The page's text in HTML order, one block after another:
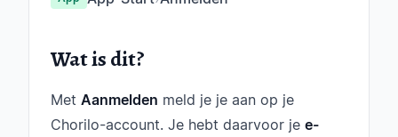
Wat is dit?
Met Aanmelden meld je je aan op je
Chorilo-account. Je hebt daarvoor je e-